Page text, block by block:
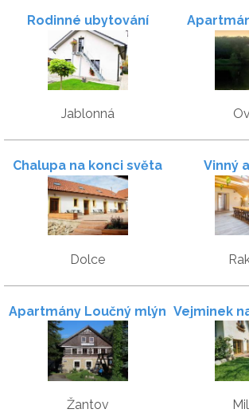
Rodinné ubytování
Jablonná
Chalupa na konci světa
Dolce
Vinný
Apartmány Loučný mlýn
Žantov
Vejminek